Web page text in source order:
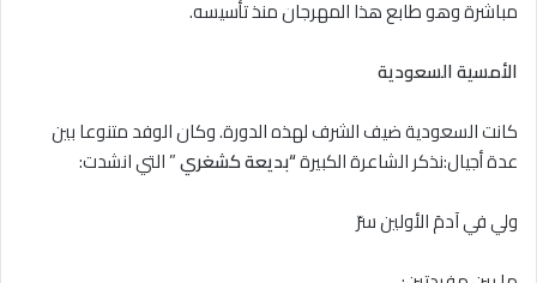
مباشرة وهو طابع هذا المهرجان منذ تأسيسه.
الأمسية السعودية
كانت السعودية ضيف الشرف لهذه الدورة. وكان الوفد متنوعا بين
عدة أجيال:نذكر الشاعرة الكبيرة“بديعة كشغري” التي انشدت:
ولي في آدمَ الأولين سرّ